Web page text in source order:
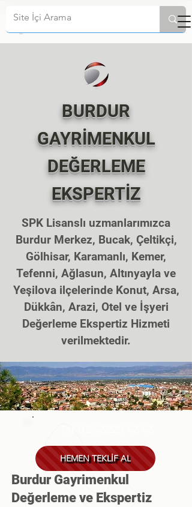
BURDUR
GAYRİMENKUL
DEĞERLEME
EKSPERTİZ
SPK Lisanslı uzmanlarımızca
Burdur Merkez, Bucak, Çeltikçi,
Gölhisar, Karamanlı, Kemer,
Tefenni, Ağlasun, Altınyayla ve
Yeşilova ilçelerinde Konut, Arsa,
Dükkân, Arazi, Otel ve İşyeri
Değerleme Ekspertiz Hizmeti
verilmektedir.
HEMEN TEKLİF AL
Burdur Gayrimenkul
Değerleme ve Ekspertiz